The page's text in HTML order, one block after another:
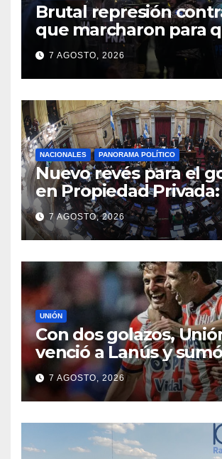
Brutal represión
que marcharon para
se venda la patria
7 AGOSTO, 2026
NACIONALES PANORAMA POLÍTICO
Nuevo revés para el
en Propiedad
el capítulo que
modificar la Ley de
del Fuego
7 AGOSTO, 2026
UNIÓN
Con dos golazos,
venció a Lanús y
primer triunfo en el
7 AGOSTO, 2026